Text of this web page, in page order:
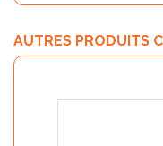
AUTRES PRODUITS